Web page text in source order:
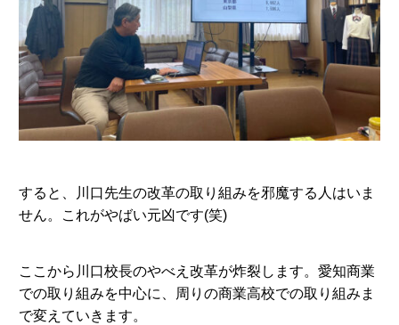
すると、川口先生の改革の取り組みを邪魔する人はいま
せん。これがやばい元凶です(笑)
ここから川口校長のやべえ改革が炸裂します。愛知商業
での取り組みを中心に、周りの商業高校での取り組みま
で変えていきます。